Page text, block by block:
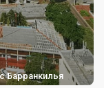
Картахены